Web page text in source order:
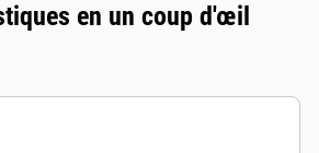
en un coup d'œil